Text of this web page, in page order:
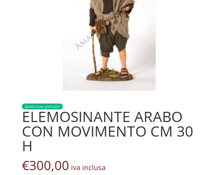
Spedizione gratuita!
ELEMOSINANTE ARABO
CON MOVIMENTO CM 30
H
€300,00 iva inclusa